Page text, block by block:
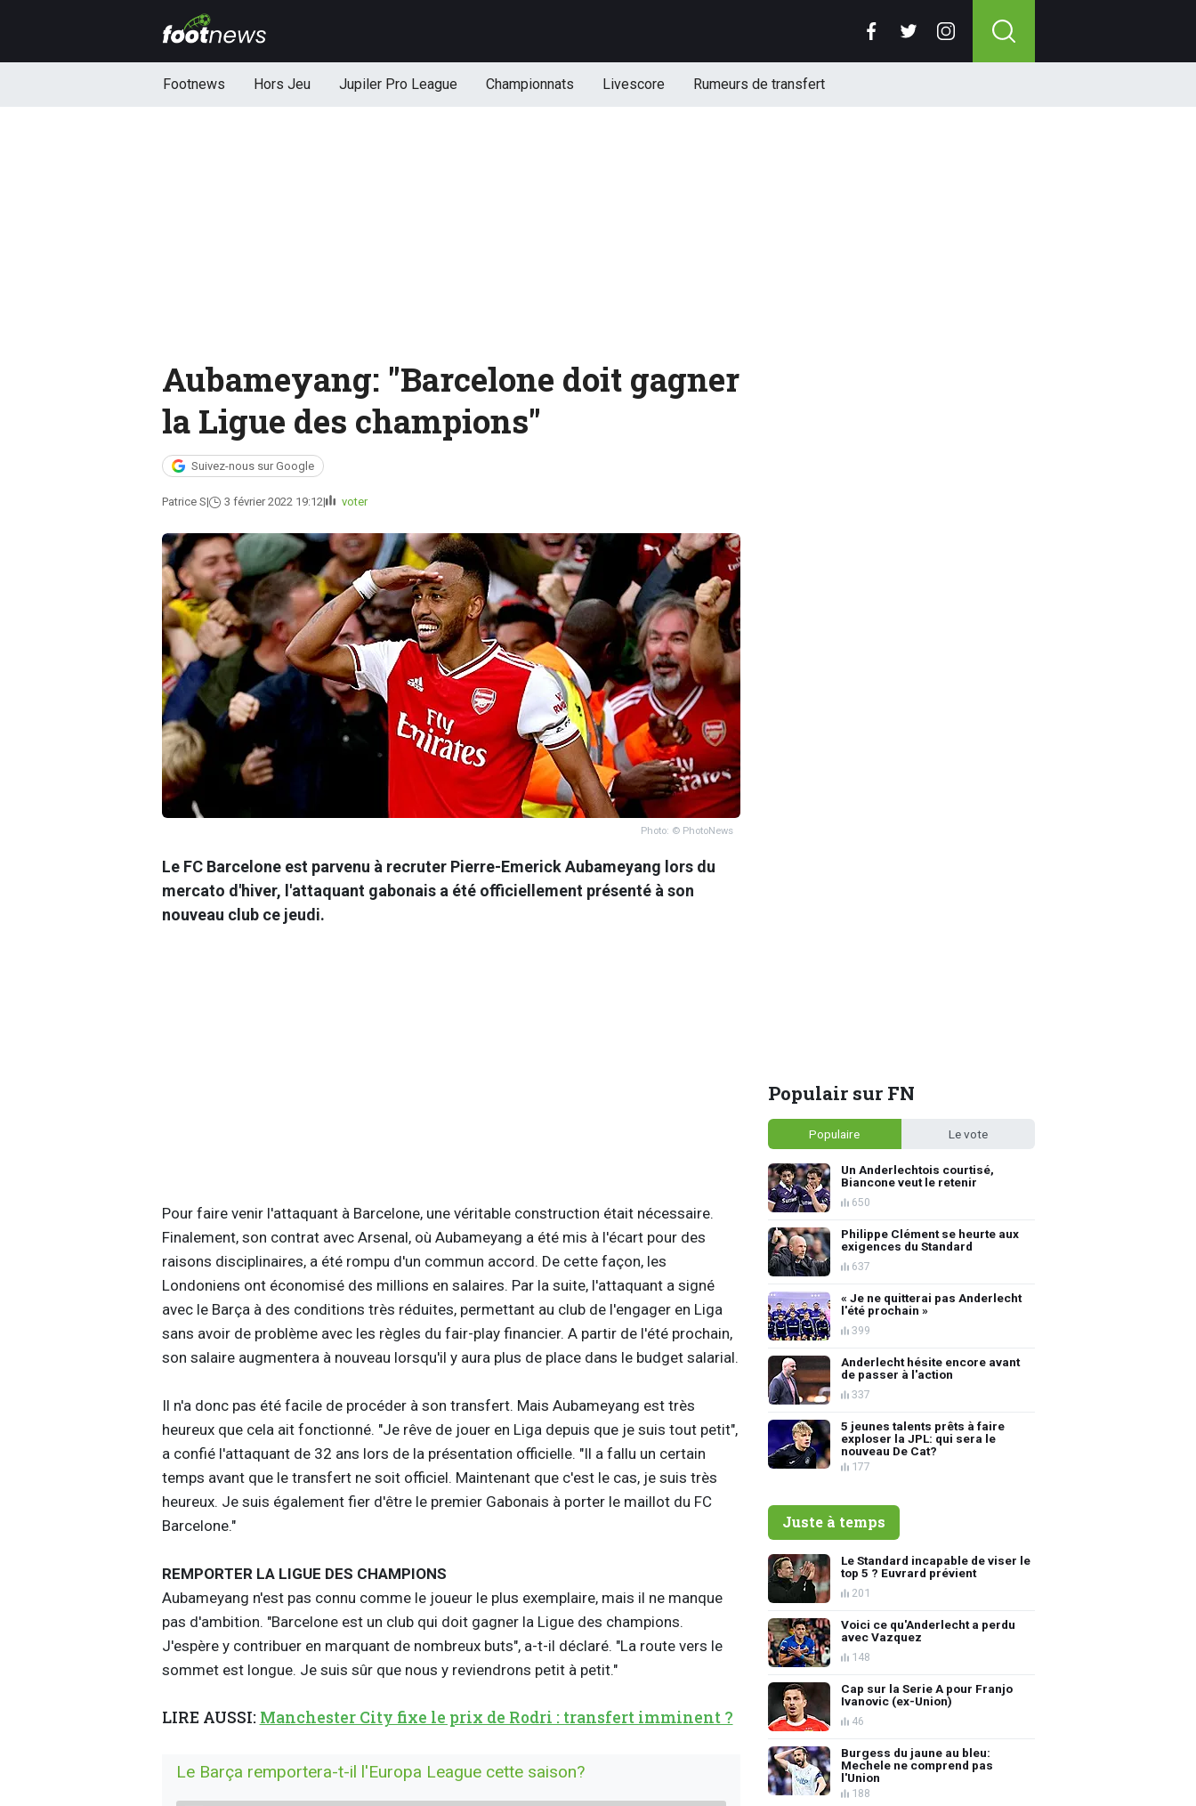
Footnews Hors Jeu Jupiler Pro League Championnats Livescore Rumeurs de transfert
Aubameyang: "Barcelone doit gagner
la Ligue des champions"
Suivez-nous sur Google
Patrice S 3 février 2022 19:12 voter
Photo: © PhotoNews
Le FC Barcelone est parvenu à recruter Pierre-Emerick Aubameyang lors du
mercato d'hiver, l'attaquant gabonais a été officiellement présenté à son
nouveau club ce jeudi.
Pour faire venir l'attaquant à Barcelone, une véritable construction était nécessaire.
Finalement, son contrat avec Arsenal, où Aubameyang a été mis à l'écart pour des
raisons disciplinaires, a été rompu d'un commun accord. De cette façon, les
Londoniens ont économisé des millions en salaires. Par la suite, l'attaquant a signé
avec le Barça à des conditions très réduites, permettant au club de l'engager en Liga
sans avoir de problème avec les règles du fair-play financier. A partir de l'été prochain,
son salaire augmentera à nouveau lorsqu'il y aura plus de place dans le budget salarial.
Il n'a donc pas été facile de procéder à son transfert. Mais Aubameyang est très
heureux que cela ait fonctionné. "Je rêve de jouer en Liga depuis que je suis tout petit",
a confié l'attaquant de 32 ans lors de la présentation officielle. "Il a fallu un certain
temps avant que le transfert ne soit officiel. Maintenant que c'est le cas, je suis très
heureux. Je suis également fier d'être le premier Gabonais à porter le maillot du FC
Barcelone."
REMPORTER LA LIGUE DES CHAMPIONS
Aubameyang n'est pas connu comme le joueur le plus exemplaire, mais il ne manque
pas d'ambition. "Barcelone est un club qui doit gagner la Ligue des champions.
J'espère y contribuer en marquant de nombreux buts", a-t-il déclaré. "La route vers le
sommet est longue. Je suis sûr que nous y reviendrons petit à petit."
LIRE AUSSI: Manchester City fixe le prix de Rodri : transfert imminent ?
Le Barça remportera-t-il l'Europa League cette saison?
Populair sur FN
Populaire Le vote
Un Anderlechtois courtisé,
Biancone veut le retenir
650
Philippe Clément se heurte aux
exigences du Standard
637
« Je ne quitterai pas Anderlecht
l'été prochain »
399
Anderlecht hésite encore avant
de passer à l'action
337
5 jeunes talents prêts à faire
exploser la JPL: qui sera le
nouveau De Cat?
177
Juste à temps
Le Standard incapable de viser le
top 5 ? Euvrard prévient
201
Voici ce qu'Anderlecht a perdu
avec Vazquez
148
Cap sur la Serie A pour Franjo
Ivanovic (ex-Union)
46
Burgess du jaune au bleu:
Mechele ne comprend pas
l'Union
188